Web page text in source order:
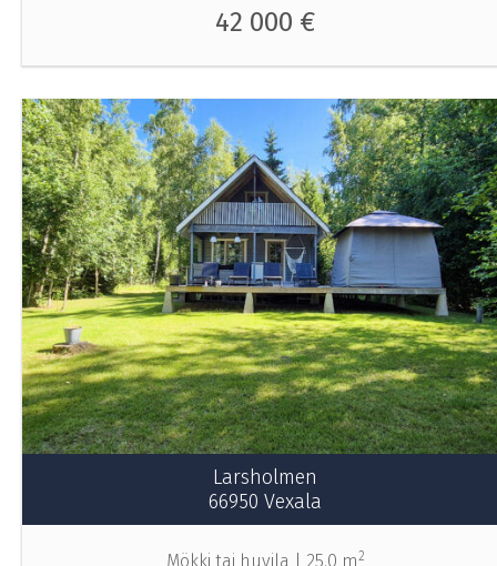
42 000 €
Larsholmen
66950 Vexala
Mökki tai huvila | 25.0 m2